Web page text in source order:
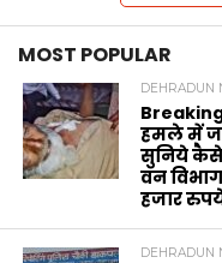
MOST POPULAR
DEHRADUN
हमले में
सुनिये कैसे
वन
हजार
DEHRADUN